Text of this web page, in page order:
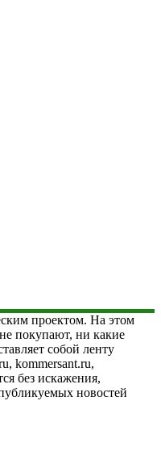
проектом. На этом
покупают, ни какие
собой ленту
kommersant.ru,
без искажения,
новостей